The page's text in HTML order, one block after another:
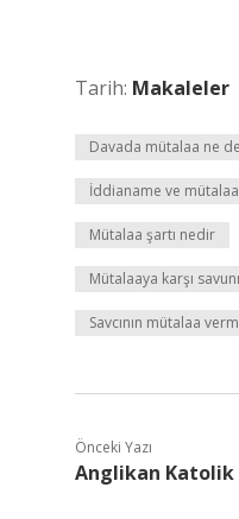
Tarih: Makaleler
Davada mütalaa ne
İddianame ve
Mütalaa şartı nedir
Mütalaaya karşı
Savcının mütalaa
Önceki Yazı
Anglikan Katolik